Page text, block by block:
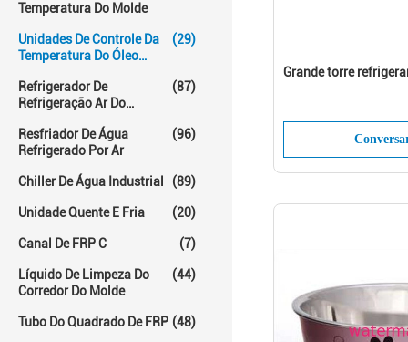
Temperatura Do Molde
Unidades De Controle Da
Temperatura Do Óleo
(29)
Refrigerador De
Refrigeração Ar Do
(87)
Resfriador De Água
Refrigerado Por Ar
(96)
Chiller De Água Industrial (89)
Unidade Quente E Fria (20)
Canal De FRP C (7)
Líquido De Limpeza Do
Corredor Do Molde
(44)
Tubo Do Quadrado De FRP (48)
Grande torre